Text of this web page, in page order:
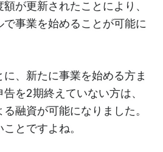
が更新されたことにより、
で事業を始めることが可能に
、新たに事業を始める方ま
を2期終えていない方は、
融資が可能になりました。
とですよね。